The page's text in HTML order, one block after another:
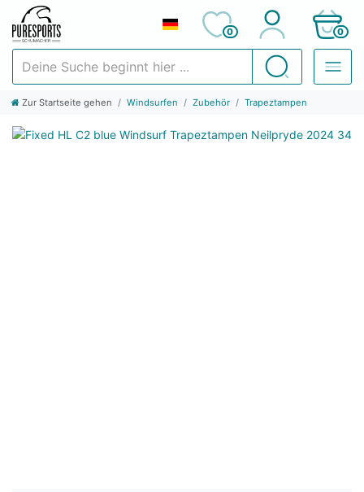
Suchen
0 0
Zur Startseite gehen Windsurfen Zubehör Trapeztampen